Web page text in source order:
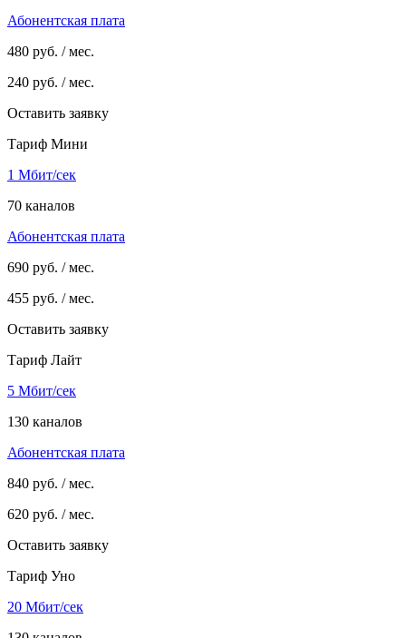
Абонентская плата
480 руб. / мес.
240 руб. / мес.
Оставить заявку
Тариф Мини
1 Мбит/сек
70 каналов
Абонентская плата
690 руб. / мес.
455 руб. / мес.
Оставить заявку
Тариф Лайт
5 Мбит/сек
130 каналов
Абонентская плата
840 руб. / мес.
620 руб. / мес.
Оставить заявку
Тариф Уно
20 Мбит/сек